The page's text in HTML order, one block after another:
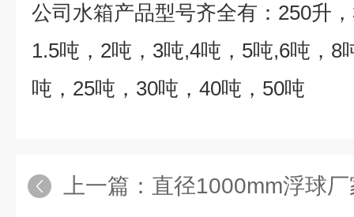
公司水箱产品型号齐全有： 250升，
1.5吨， 2吨， 3吨,4吨， 5吨,6吨， 8
吨， 25吨， 30吨， 40吨， 50吨
上一篇： 直径1000mm浮球厂家 海